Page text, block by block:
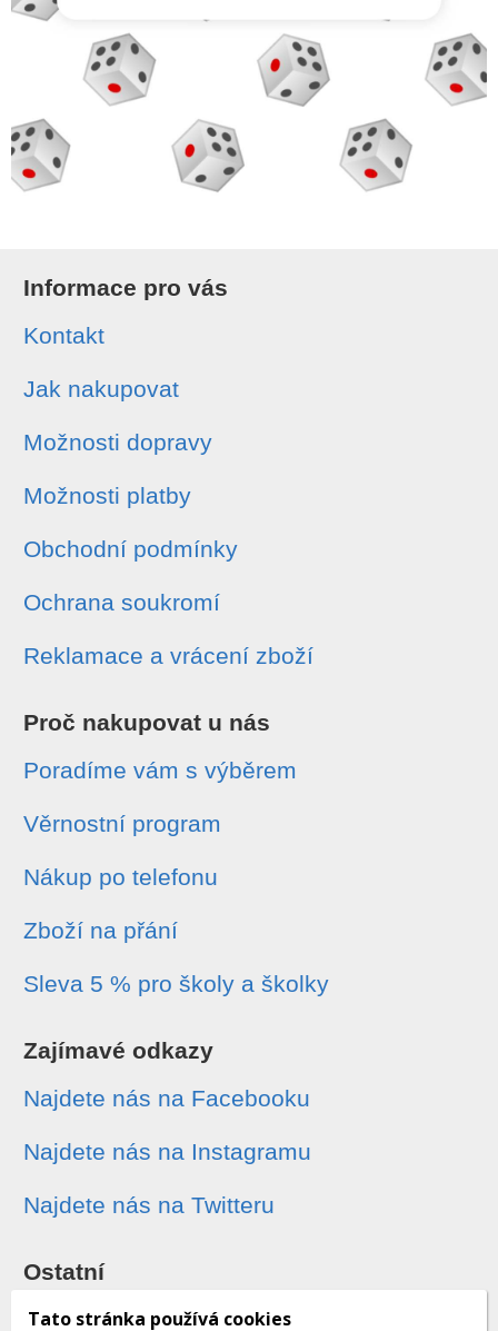
Informace pro vás
Kontakt
Jak nakupovat
Možnosti dopravy
Možnosti platby
Obchodní podmínky
Ochrana soukromí
Reklamace a vrácení zboží
Proč nakupovat u nás
Poradíme vám s výběrem
Věrnostní program
Nákup po telefonu
Zboží na přání
Sleva 5 % pro školy a školky
Zajímavé odkazy
Najdete nás na Facebooku
Najdete nás na Instagramu
Najdete nás na Twitteru
Ostatní
Sledování zásilek
Tato stránka používá cookies